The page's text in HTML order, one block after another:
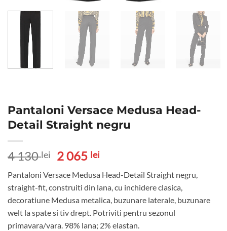
Pantaloni Versace Medusa Head-
Detail Straight negru
4 130lei
Prețul
a
fost:
4
130 lei.
2 065 leiPrețul
este:
2
065 lei.
Pantaloni Versace Medusa Head-Detail Straight negru,
straight-fit, construiti din lana, cu inchidere clasica,
decoratiune Medusa metalica, buzunare laterale, buzunare
welt la spate si tiv drept. Potriviti pentru sezonul
primavara/vara. 98% lana; 2% elastan.